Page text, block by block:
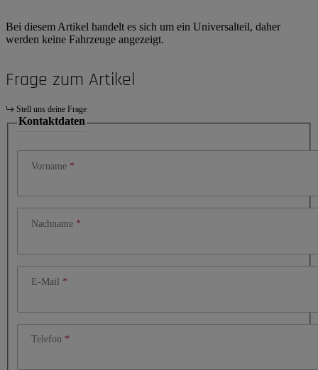
Bei diesem Artikel handelt es sich um ein Universalteil, daher
werden keine Fahrzeuge angezeigt.
Frage zum Artikel
Stell uns deine Frage
Kontaktdaten
Vorname
Nachname
E-Mail
Telefon